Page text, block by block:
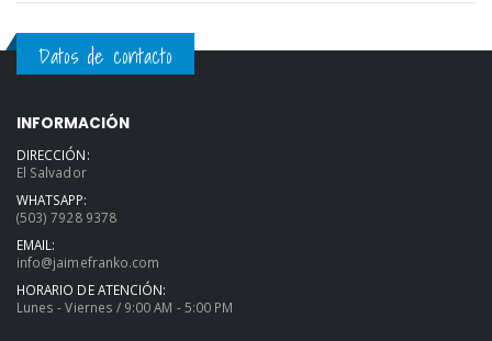
Datos de contacto
INFORMACIÓN
DIRECCIÓN:
El Salvador
WHATSAPP:
(503) 7928 9378
EMAIL:
info@jaimefranko.com
HORARIO DE ATENCIÓN:
Lunes - Viernes / 9:00 AM - 5:00 PM